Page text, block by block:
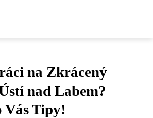
na Zkrácený
nad Labem?
Vás Tipy!